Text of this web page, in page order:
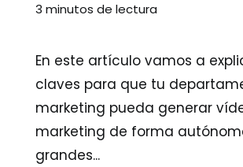
3 minutos de lectura
En este artículo vamos a
claves para que tu
marketing pueda generar
marketing de forma
grandes...